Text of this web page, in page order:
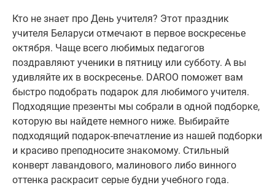
Кто не знает про День учителя? Этот праздник
учителя Беларуси отмечают в первое воскресенье
октября. Чаще всего любимых педагогов
поздравляют ученики в пятницу или субботу. А вы
удивляйте их в воскресенье. DAROO поможет вам
быстро подобрать подарок для любимого учителя.
Подходящие презенты мы собрали в одной подборке,
которую вы найдете немного ниже. Выбирайте
подходящий подарок-впечатление из нашей подборки
и красиво преподносите знакомому. Стильный
конверт лавандового, малинового либо винного
оттенка раскрасит серые будни учебного года.